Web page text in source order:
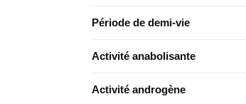
Période de demi-vie
Activité anabolisante
Activité androgène